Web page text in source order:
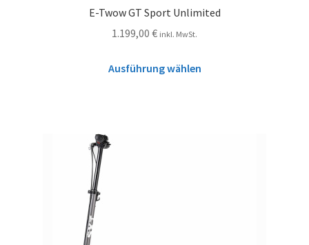
E-Twow GT Sport Unlimited
1.199,00 € inkl. MwSt.
Ausführung wählen